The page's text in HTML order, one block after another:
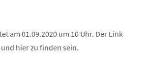
am 01.09.2020 um 10 Uhr. Der Link
hier zu finden sein.